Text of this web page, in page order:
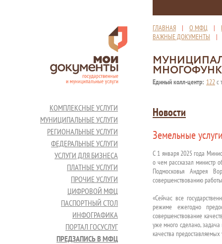
ГЛАВНАЯ | О МФЦ |
ВАЖНЫЕ ДОКУМЕНТЫ
Единый колл-центр: 122с
КОМПЛЕКСНЫЕ УСЛУГИ
МУНИЦИПАЛЬНЫЕ УСЛУГИ
РЕГИОНАЛЬНЫЕ УСЛУГИ
ФЕДЕРАЛЬНЫЕ УСЛУГИ
УСЛУГИ ДЛЯ БИЗНЕСА
ПЛАТНЫЕ УСЛУГИ
ПРОЧИЕ УСЛУГИ
ЦИФРОВОЙ МФЦ
ПАСПОРТНЫЙ СТОЛ
ИНФОГРАФИКА
ПОРТАЛ ГОСУСЛУГ
ПРЕДЗАПИСЬ В МФЦ
Новости
Земельные
С 1 января 2025 года
о чем рассказал министр
Подмосковья Андрея
совершенствованию
«Сейчас все
режиме ежегодно
совершенствование
уже много сделано,
качества